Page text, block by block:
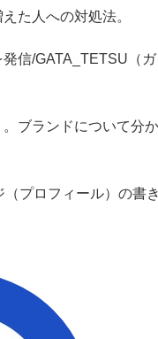
た人への対処法。
信/GATA_TETSU（
ブランドについて分
プロフィール）の書